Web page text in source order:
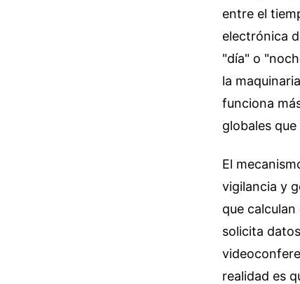
entre el
electrónica
"día" o
la
funciona
globales
El
vigilancia y
que
solicita
realidad es